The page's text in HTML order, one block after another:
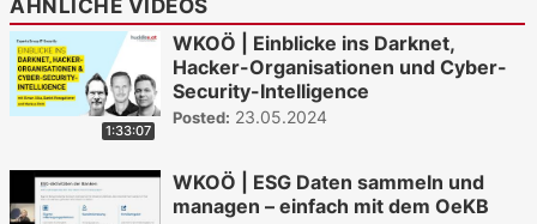
ÄHNLICHE VIDEOS
1:33:07
WKOÖ | Einblicke ins Darknet,
Hacker-Organisationen und Cyber-
Security-Intelligence
Posted: 23.05.2024
WKOÖ | ESG Daten sammeln und
managen – einfach mit dem OeKB